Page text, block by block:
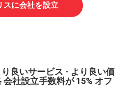
スに会社を設立
り良いサービス - より良い価
会社設立手数料が 15% オフ